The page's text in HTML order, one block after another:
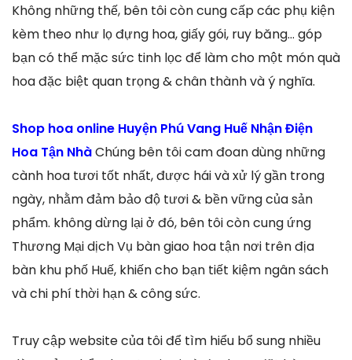
Không những thế, bên tôi còn cung cấp các phụ kiện
kèm theo như lọ đựng hoa, giấy gói, ruy băng… góp
bạn có thể mặc sức tinh lọc để làm cho một món quà
hoa đặc biệt quan trọng & chân thành và ý nghĩa.
Shop hoa online Huyện Phú Vang Huế Nhận Điện
Hoa Tận NhàChúng bên tôi cam đoan dùng những
cành hoa tươi tốt nhất, được hái và xử lý gần trong
ngày, nhằm đảm bảo độ tươi & bền vững của sản
phẩm. không dừng lại ở đó, bên tôi còn cung ứng
Thương Mại dịch Vụ bàn giao hoa tận nơi trên địa
bàn khu phố Huế, khiến cho bạn tiết kiệm ngân sách
và chi phí thời hạn & công sức.
Truy cập website của tôi để tìm hiểu bổ sung nhiều